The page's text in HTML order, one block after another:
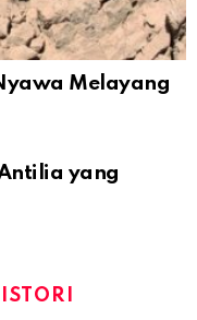
Melayang
yang